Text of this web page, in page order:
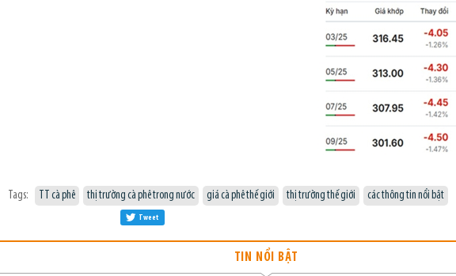
Tags: TT cà phê thị trường cà phê trong nước giá cà phê thế giới thị trường thế giới các thông tin nổi bật
Tweet
TIN NỔI BẬT